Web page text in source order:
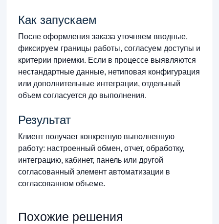
Как запускаем
После оформления заказа уточняем вводные,
фиксируем границы работы, согласуем доступы и
критерии приемки. Если в процессе выявляются
нестандартные данные, нетиповая конфигурация
или дополнительные интеграции, отдельный
объем согласуется до выполнения.
Результат
Клиент получает конкретную выполненную
работу: настроенный обмен, отчет, обработку,
интеграцию, кабинет, панель или другой
согласованный элемент автоматизации в
согласованном объеме.
Похожие решения